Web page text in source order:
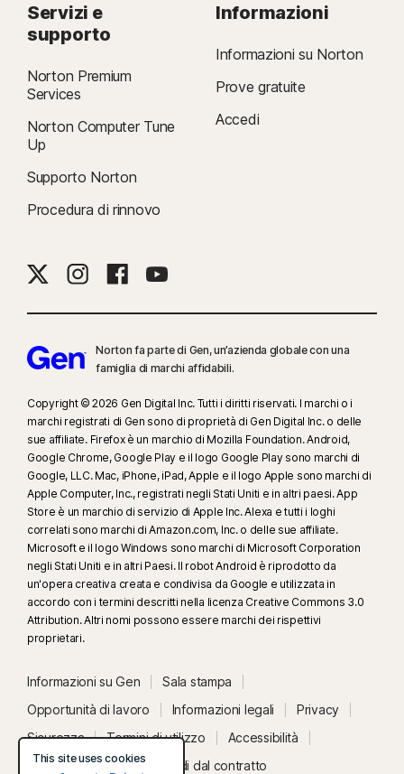
Servizi e
supporto
Norton Premium
Services
Norton Computer Tune
Up
Supporto Norton
Procedura di rinnovo
Informazioni
Informazioni su Norton
Prove gratuite
Accedi
Norton fa parte di Gen, un’azienda globale con una
famiglia di marchi affidabili.
Copyright © 2026 Gen Digital Inc. Tutti i diritti riservati. I marchi o i
marchi registrati di Gen sono di proprietà di Gen Digital Inc. o delle
sue affiliate. Firefox è un marchio di Mozilla Foundation. Android,
Google Chrome, Google Play e il logo Google Play sono marchi di
Google, LLC. Mac, iPhone, iPad, Apple e il logo Apple sono marchi di
Apple Computer, Inc., registrati negli Stati Uniti e in altri paesi. App
Store è un marchio di servizio di Apple Inc. Alexa e tutti i loghi
correlati sono marchi di Amazon.com, Inc. o delle sue affiliate.
Microsoft e il logo Windows sono marchi di Microsoft Corporation
negli Stati Uniti e in altri Paesi. Il robot Android è riprodotto da
un'opera creativa creata e condivisa da Google e utilizzata in
accordo con i termini descritti nella licenza Creative Commons 3.0
Attribution. Altri nomi possono essere marchi dei rispettivi
proprietari.
Informazioni su Gen
Sala stampa
Opportunità di lavoro
Informazioni legali
Privacy
Sicurezza
Termini di utilizzo
Accessibilità
Stato del sistema
Recedi dal contratto
This site uses cookies